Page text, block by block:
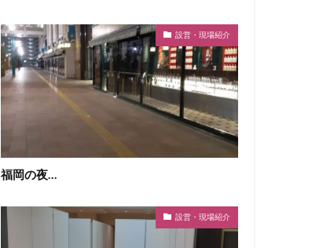
設営・現場紹介
福岡の夜…
設営・現場紹介